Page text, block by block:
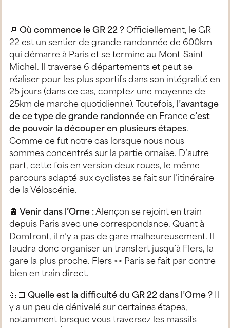
🔎 Où commence le GR 22 ? Officiellement, le GR
22 est un sentier de grande randonnée de 600km
qui démarre à Paris et se termine au Mont-Saint-
Michel. Il traverse 6 départements et peut se
réaliser pour les plus sportifs dans son intégralité en
25 jours (dans ce cas, comptez une moyenne de
25km de marche quotidienne). Toutefois, l’avantage
de ce type de grande randonnée en France c’est
de pouvoir la découper en plusieurs étapes.
Comme ce fut notre cas lorsque nous nous
sommes concentrés sur la partie ornaise. D’autre
part, cette fois en version deux roues, le même
parcours adapté aux cyclistes se fait sur l’itinéraire
de la Véloscénie.
🚊 Venir dans l’Orne :Alençon se rejoint en train
depuis Paris avec une correspondance. Quant à
Domfront, il n’y a pas de gare malheureusement. Il
faudra donc organiser un transfert jusqu’à Flers, la
gare la plus proche. Flers <> Paris se fait par contre
bien en train direct.
💪🏻 Quelle est la difficulté du GR 22 dans l’Orne ? Il
y a un peu de dénivelé sur certaines étapes,
notamment lorsque vous traversez les massifs